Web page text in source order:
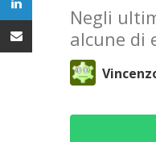
Negli
alcune di
Condividi via email